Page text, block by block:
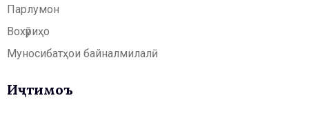
Парлумон
Вохӯриҳо
Муносибатҳои байналмилалӣ
Иҷтимоъ